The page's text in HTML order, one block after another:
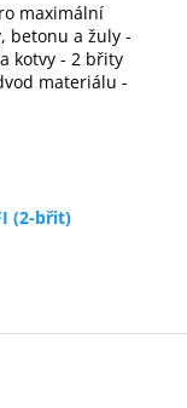
maximální
betonu a žuly -
kotvy - 2 břity
materiálu -
(2-břit)